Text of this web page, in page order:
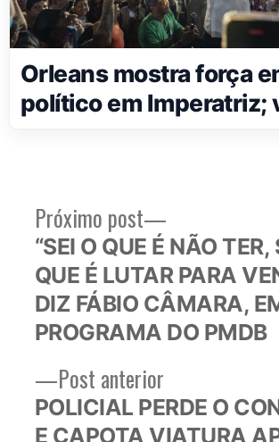
Orleans mostra força
político em Imperatriz;
Navegação
de
Post
Post anteriorPost
anterior:
POLICIAL PERDE O
E CAPOTA VIATURA
Próximo post
Próximo
post:
“SEI O QUE É NÃO TER,
QUE É LUTAR PARA
DIZ FÁBIO CÂMARA,
PROGRAMA DO PMDB